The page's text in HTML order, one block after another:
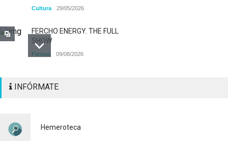
Cultura 29/05/2026
FERCHO ENERGY. THE FULL
SHOW
Fiestas 09/08/2026
INSCRIPCIÓN para participar
Cultura 03/08/2026
INFÓRMATE
Hemeroteca